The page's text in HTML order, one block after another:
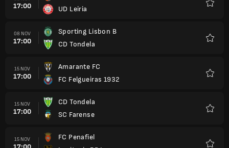
17:00
UD Leiria
08 NOV
17:00
Sporting Lisbon B
CD Tondela
15 NOV
17:00
Amarante FC
FC Felgueiras 1932
15 NOV
17:00
CD Tondela
SC Farense
15 NOV
FC Penafiel